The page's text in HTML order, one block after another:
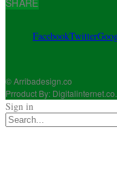
SHARE
FacebookTwitter
© Arribadesign.co
Prroduct By:
Sign in